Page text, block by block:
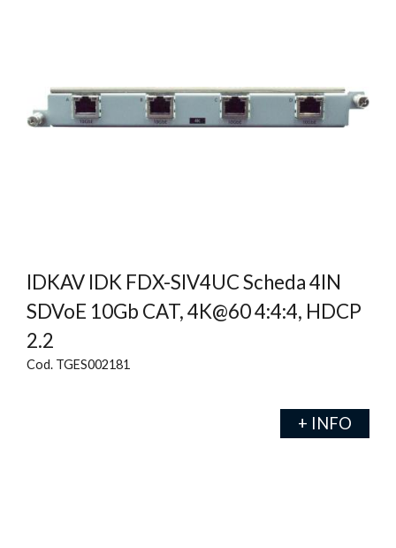
IDKAV IDK FDX-SIV4UC Scheda 4IN
SDVoE 10Gb CAT, 4K@60 4:4:4, HDCP
2.2
Cod. TGES002181
+ INFO